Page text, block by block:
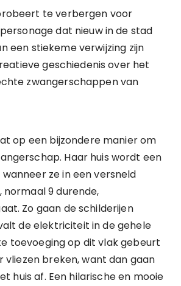
te verbergen voor
dat nieuw in de stad
een stiekeme verwijzing zijn
geschiedenis over het
zwangerschappen van
op een bijzondere manier om
Haar huis wordt een
ze in een versneld
9 durende,
Zo gaan de schilderijen
de elektriciteit in de gehele
toevoeging op dit vlak gebeurt
vliezen breken, want dan gaan
huis af. Een hilarische en mooie